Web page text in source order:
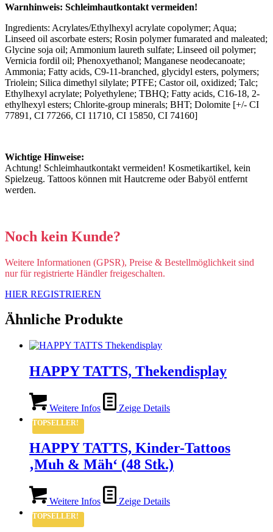
Warnhinweis: Schleimhautkontakt vermeiden!
Ingredients: Acrylates/Ethylhexyl acrylate copolymer; Aqua;
Linseed oil ascorbate esters; Rosin polymer fumarated and maleated;
Glycine soja oil; Ammonium laureth sulfate; Linseed oil polymer;
Vernicia fordil oil; Phenoxyethanol; Manganese neodecanoate;
Ammonia; Fatty acids, C9-11-branched, glycidyl esters, polymers;
Triolein; Silica dimethyl silylate; PTFE; Castor oil, oxidized; Talc;
Ethylhexyl acrylate; Polyethylene; TBHQ; Fatty acids, C16-18, 2-
ethylhexyl esters; Chlorite-group minerals; BHT; Dolomite [+/- CI
77891, CI 77266, CI 11710, CI 15850, CI 74160]
Wichtige Hinweise:
Achtung! Schleimhautkontakt vermeiden! Kosmetikartikel, kein
Spielzeug. Tattoos können mit Hautcreme oder Babyöl entfernt
werden.
Noch kein Kunde?
Weitere Informationen (GPSR), Preise & Bestellmöglichkeit sind
nur für registrierte Händler freigeschalten.
HIER REGISTRIEREN
Ähnliche Produkte
HAPPY TATTS, Thekendisplay
Weitere Infos Zeige Details
TOPSELLER!
HAPPY TATTS, Kinder-Tattoos
‚Muh & Mäh‘ (48 Stk.)
Weitere Infos Zeige Details
TOPSELLER!